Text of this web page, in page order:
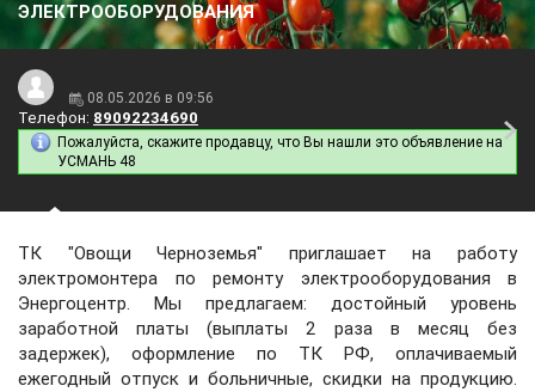
ЭЛЕКТРООБОРУДОВАНИЯ
08.05.2026 в 09:56
Телефон: 89092234690
Пожалуйста, скажите продавцу, что Вы нашли это объявление на
УСМАНЬ 48
ТК "Овощи Черноземья" приглашает на работу
электромонтера по ремонту электрооборудования в
Энергоцентр. Мы предлагаем: достойный уровень
заработной платы (выплаты 2 раза в месяц без
задержек), оформление по ТК РФ, оплачиваемый
ежегодный отпуск и больничные, скидки на продукцию.